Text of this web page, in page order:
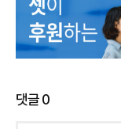
댓글0